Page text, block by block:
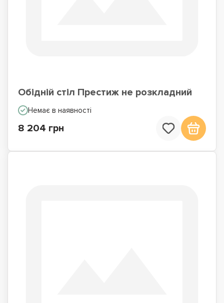
Обідній стіл Престиж не розкладний
Немає в наявності
8 204 грн